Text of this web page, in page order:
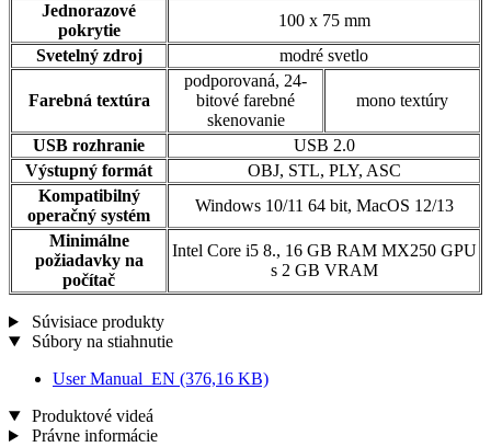
Jednorazové
pokrytie
100 x 75 mm
Svetelný zdroj
modré svetlo
Farebná textúra
podporovaná, 24-
bitové farebné
skenovanie
mono textúry
USB rozhranie
USB 2.0
Výstupný formát
OBJ, STL, PLY, ASC
Kompatibilný
operačný systém
Windows 10/11 64 bit, MacOS 12/13
Minimálne
požiadavky na
počítač
Intel Core i5 8., 16 GB RAM MX250 GPU
s 2 GB VRAM
Súvisiace produkty
Súbory na stiahnutie
User Manual_EN (376,16 KB)
Produktové videá
Právne informácie